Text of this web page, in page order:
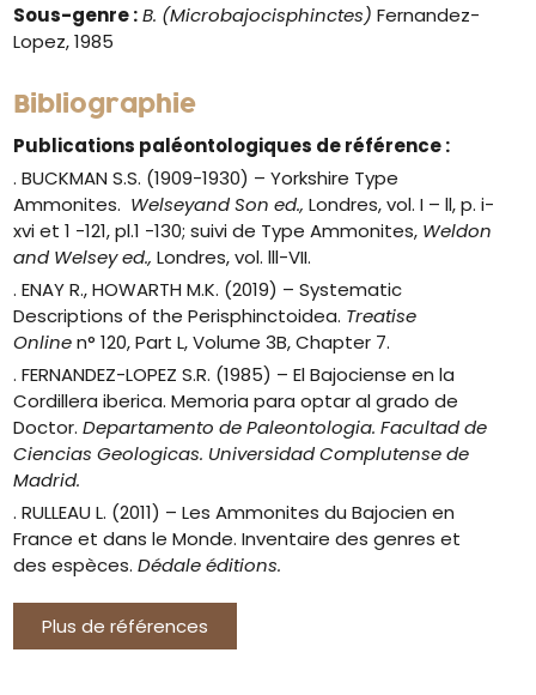
Sous-genre : B. (Microbajocisphinctes) Fernandez-
Lopez, 1985
Bibliographie
Publications paléontologiques de référence :
. BUCKMAN S.S. (1909-1930) – Yorkshire Type
Ammonites. Welseyand Son ed.,Londres, vol. I – ll, p. i-
xvi et 1 -121, pl.1 -130; suivi de Type Ammonites, Weldon
and Welsey ed.,Londres, vol. lll-VII.
. ENAY R., HOWARTH M.K. (2019) – Systematic
Descriptions of the Perisphinctoidea. Treatise
Onlinen° 120, Part L, Volume 3B, Chapter 7.
. FERNANDEZ-LOPEZ S.R. (1985) –El Bajociense en la
Cordillera iberica. Memoria para optar al grado de
Doctor.Departamento de Paleontologia. Facultad de
Ciencias Geologicas. Universidad Complutense de
Madrid.
. RULLEAU L. (2011) – Les Ammonites du Bajocien en
France et dans le Monde. Inventaire des genres et
des espèces.Dédale éditions.
Plus de références